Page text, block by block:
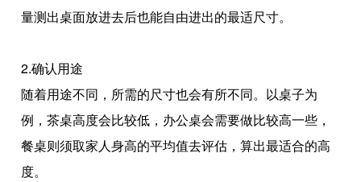
量测出桌面放进去后也能自由进出的最适尺寸。
2.确认用途
随着用途不同，所需的尺寸也会有所不同。以桌子为
例，茶桌高度会比较低，办公桌会需要做比较高一些，
餐桌则须取家人身高的平均值去评估，算出最适合的高
度。